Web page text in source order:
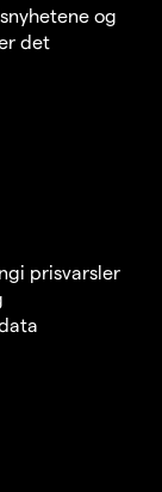
og
det
prisvarsler